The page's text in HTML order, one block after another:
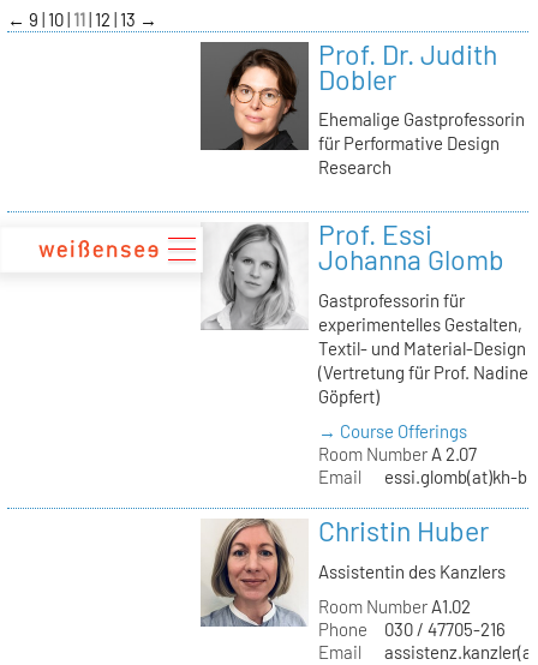
zum
Inhalt
← 9 10 11 12 13 →
Prof. Dr. Judith
Dobler
Ehemalige Gastprofessorin
für Performative Design
Research
Prof. Essi
Johanna Glomb
Gastprofessorin für
experimentelles Gestalten,
Textil- und Material-Design
(Vertretung für Prof. Nadine
Göpfert)
→ Course Offerings
Room NumberA 2.07
Email
essi.glomb(at)kh-
Christin Huber
Assistentin des Kanzlers
Room NumberA1.02
Phone
030 / 47705-216
Email